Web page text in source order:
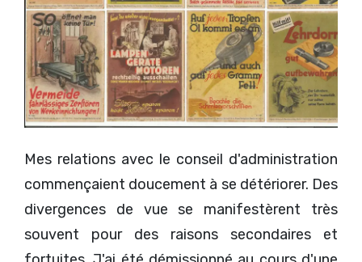
Mes relations avec le conseil d'administration
commençaient doucement à se détériorer. Des
divergences de vue se manifestèrent très
souvent pour des raisons secondaires et